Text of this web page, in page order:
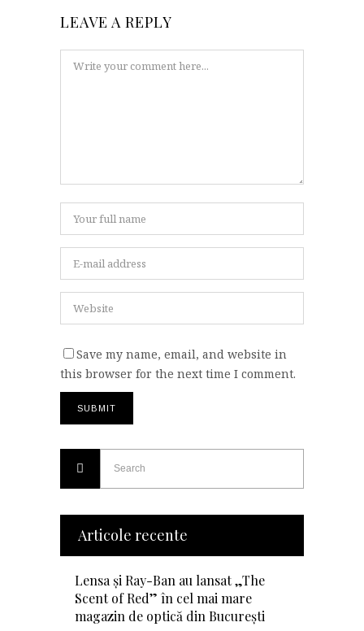
LEAVE A REPLY
Save my name, email, and website in
this browser for the next time I comment.
Articole recente
Lensa și Ray-Ban au lansat „The
Scent of Red” în cel mai mare
magazin de optică din București